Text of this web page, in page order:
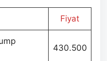
Fiyat
430.500